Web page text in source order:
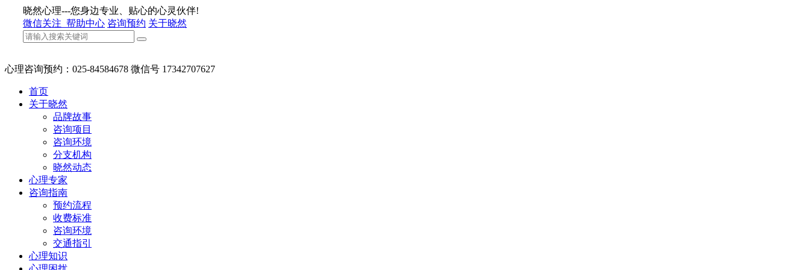
晓然心理---您身边专业、贴心的心灵伙伴!
微信关注 帮助中心 咨询预约 关于晓然
心理咨询预约：025-84584678 微信号 17342707627
首页
关于晓然
品牌故事
咨询项目
咨询环境
分支机构
晓然动态
心理专家
咨询指南
预约流程
收费标准
咨询环境
交通指引
心理知识